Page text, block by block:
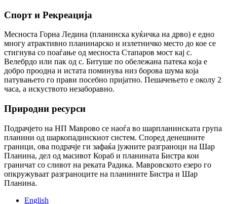
Спорт и Рекреација
Месноста Горна Ледина (планинска куќичка на дрво) е едно
многу атрактивно планинарско и излетничко место до кое се
стигнува со поаѓање од месноста Стапаров мост кај с.
Велебрдо или пак од с. Битуше по обележана патека која е
добро проодна и истата поминува низ борова шума која
патувањето го прави посебно пријатно. Пешачењето е околу 2
часа, а искуството незаборавно.
Природни ресурси
Подрачјето на НП Маврово се наоѓа во шарпланинската група
планини од шаркопадинскиот систем. Според денешните
граници, ова подрачје ги зафаќа јужните разграноци на Шар
Планина, дел од масивот Кораб и планината Бистра кои
граничат со сливот на реката Радика. Мавровското езеро го
опкружуваат разграноците на планините Бистра и Шар
Планина.
English